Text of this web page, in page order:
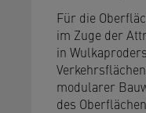
Für die
im Zuge der
in
modularer
des